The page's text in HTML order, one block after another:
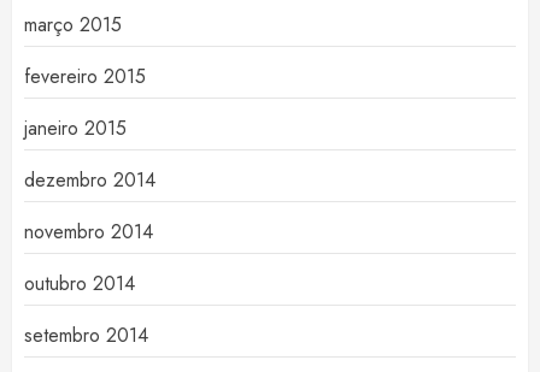
março 2015
fevereiro 2015
janeiro 2015
dezembro 2014
novembro 2014
outubro 2014
setembro 2014